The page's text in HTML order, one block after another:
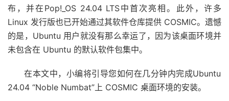
布，并在 Pop!_OS 24.04 LTS中首次亮相。此外，许多
Linux 发行版也已开始通过其软件仓库提供 COSMIC。遗憾
的是，Ubuntu 用户就没有那么幸运了，因为该桌面环境并
未包含在 Ubuntu 的默认软件包集中。
在本文中，小编将引导您如何在几分钟内完成Ubuntu
24.04 “Noble Numbat”上 COSMIC 桌面环境的安装。